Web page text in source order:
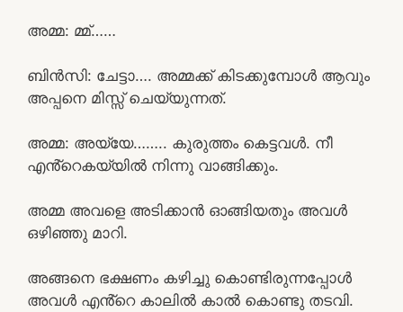
അമ്മ: മ്മ്……
ബിൻസി: ചേട്ടാ…. അമ്മക്ക് കിടക്കുമ്പോൾ ആവും
അപ്പനെ മിസ്സ്‌ ചെയ്യുന്നത്.
അമ്മ: അയ്യേ…….. കുരുത്തം കെട്ടവൾ. നീ
എൻ്റെകയ്യിൽ നിന്നു വാങ്ങിക്കും.
അമ്മ അവളെ അടിക്കാൻ ഓങ്ങിയതും അവൾ
ഒഴിഞ്ഞു മാറി.
അങ്ങനെ ഭക്ഷണം കഴിച്ചു കൊണ്ടിരുന്നപ്പോൾ
അവൾ എൻ്റെ കാലിൽ കാൽ കൊണ്ടു തടവി.